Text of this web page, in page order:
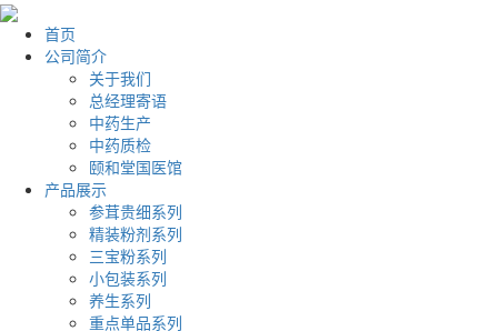
首页
公司简介
关于我们
总经理寄语
中药生产
中药质检
颐和堂国医馆
产品展示
参茸贵细系列
精装粉剂系列
三宝粉系列
小包装系列
养生系列
重点单品系列